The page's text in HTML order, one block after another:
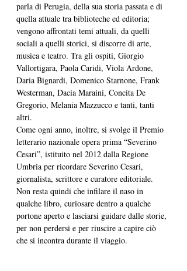
parla di Perugia, della sua storia passata e di
quella attuale tra biblioteche ed editoria;
vengono affrontati temi attuali, da quelli
sociali a quelli storici, si discorre di arte,
musica e teatro. Tra gli ospiti, Giorgio
Vallortigara, Paola Caridi, Viola Ardone,
Daria Bignardi, Domenico Starnone, Frank
Westerman, Dacia Maraini, Concita De
Gregorio, Melania Mazzucco e tanti, tanti
altri.
Come ogni anno, inoltre, si svolge il Premio
letterario nazionale opera prima “Severino
Cesari”, istituito nel 2012 dalla Regione
Umbria per ricordare Severino Cesari,
giornalista, scrittore e curatore editoriale.
Non resta quindi che infilare il naso in
qualche libro, curiosare dentro a qualche
portone aperto e lasciarsi guidare dalle storie,
per non perdersi e per riuscire a capire ciò
che si incontra durante il viaggio.